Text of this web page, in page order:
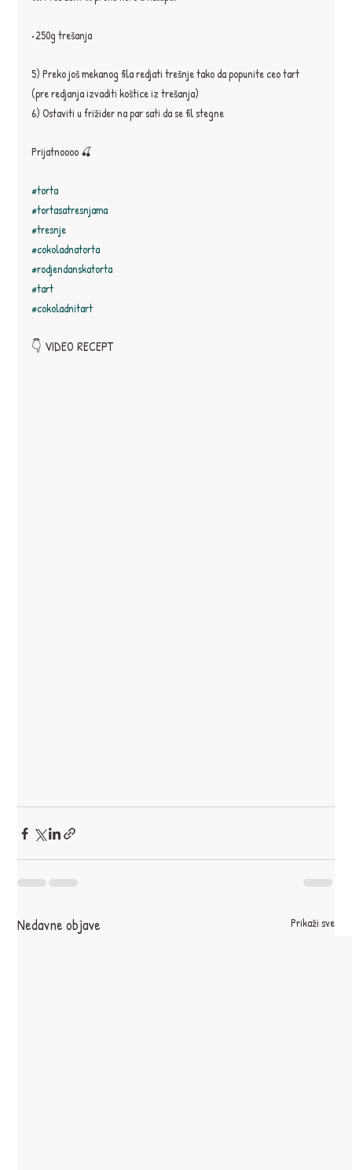
•250g trešanja
5) Preko još mekanog fila redjati trešnje tako da popunite ceo tart
(pre redjanja izvaditi koštice iz trešanja)
6) Ostaviti u frižider na par sati da se fil stegne
Prijatnoooo 🍒
#torta
#tortasatresnjama
#tresnje
#cokoladnatorta
#rodjendanskatorta
#tart
#cokoladnitart
👇 VIDEO RECEPT
Nedavne objave Prikaži sve